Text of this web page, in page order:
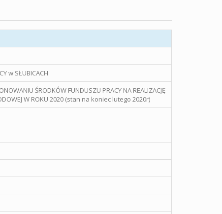
w SŁUBICACH
ŚRODKÓW FUNDUSZU PRACY NA REALIZACJĘ
W ROKU 2020 (stan na koniec lutego 2020r)